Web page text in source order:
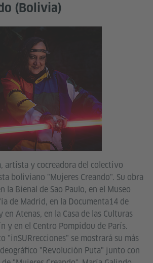
(Bolivia)
artista y cocreadora del colectivo
boliviano "Mujeres Creando". Su obra
la Bienal de Sao Paulo, en el Museo
de Madrid, en la Documenta14 de
en Atenas, en la Casa de las Culturas
y en el Centro Pompidou de París.
"inSURrecciones" se mostrará su más
"Revolución Puta" junto con